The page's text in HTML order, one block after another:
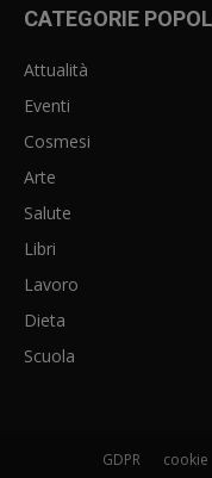
CATEGORIE
Attualità
Eventi
Cosmesi
Arte
Salute
Libri
Lavoro
Dieta
Scuola
GDPR cookie